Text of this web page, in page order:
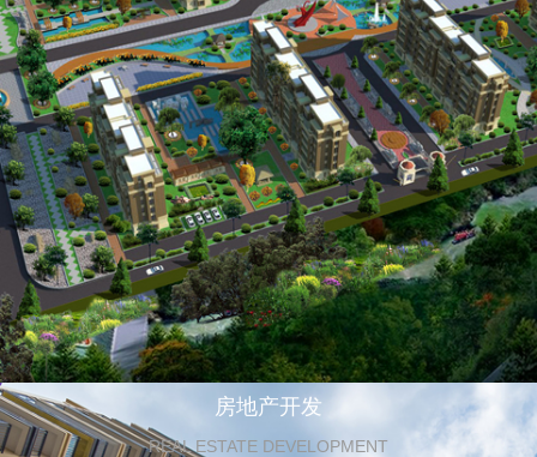
房地产开发
REAL ESTATE DEVELOPMENT